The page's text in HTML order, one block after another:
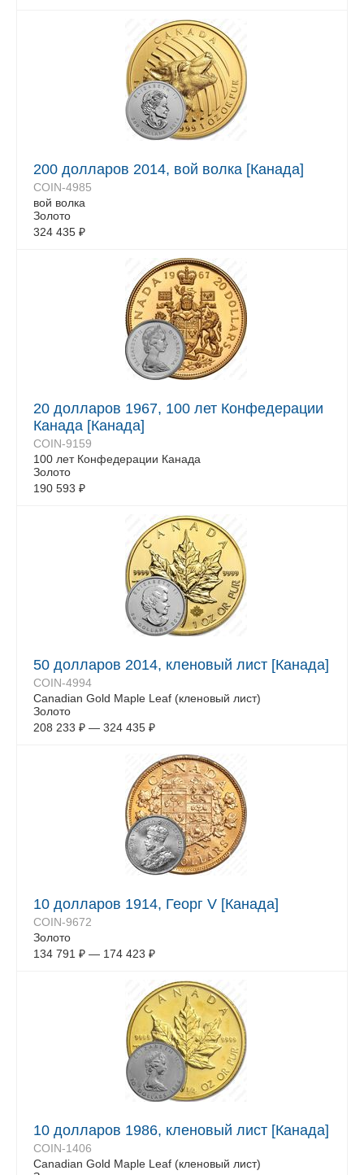
200 долларов 2014, вой волка [Канада]
COIN-4985
вой волка
Золото
324 435 ₽
20 долларов 1967, 100 лет Конфедерации
Канада [Канада]
COIN-9159
100 лет Конфедерации Канада
Золото
190 593 ₽
50 долларов 2014, кленовый лист [Канада]
COIN-4994
Canadian Gold Maple Leaf (кленовый лист)
Золото
208 233 ₽ — 324 435 ₽
10 долларов 1914, Георг V [Канада]
COIN-9672
Золото
134 791 ₽ — 174 423 ₽
10 долларов 1986, кленовый лист [Канада]
COIN-1406
Canadian Gold Maple Leaf (кленовый лист)